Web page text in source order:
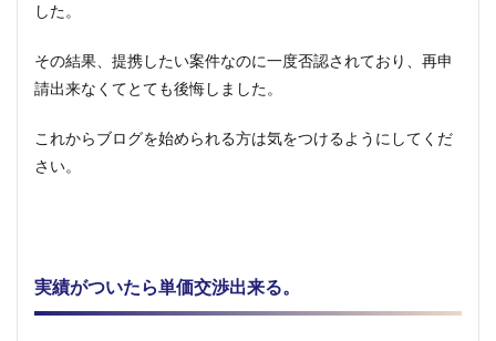
した。
その結果、提携したい案件なのに一度否認されており、再申
請出来なくてとても後悔しました。
これからブログを始められる方は気をつけるようにしてくだ
さい。
実績がついたら単価交渉出来る。